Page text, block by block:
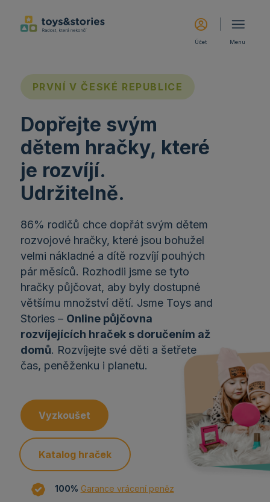
Menu
Účet
PRVNÍ V ČESKÉ REPUBLICE
Dopřejte svým
dětem hračky, které
je rozvíjí.
Udržitelně.
86% rodičů chce dopřát svým dětem
rozvojové hračky, které jsou bohužel
velmi nákladné a dítě rozvíjí pouhých
pár měsíců. Rozhodli jsme se tyto
hračky půjčovat, aby byly dostupné
většímu množství dětí. Jsme Toys and
Stories – Online půjčovna
rozvíjejících hraček s doručením až
domů. Rozvíjejte své děti a šetřete
čas, peněženku i planetu.
Vyzkoušet
Katalog hraček
100% Garance vrácení peněz